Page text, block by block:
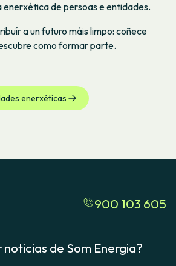
enerxética de persoas e entidades.
a un futuro máis limpo: coñece
como formar parte.
enerxéticas
900 103 605
de Som Energia?